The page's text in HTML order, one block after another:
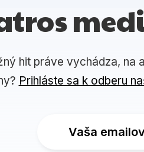
hit práve vychádza,
Prihláste sa k odberu
Vaša